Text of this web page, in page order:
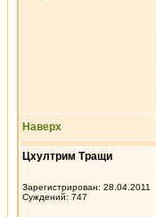
Наверх
Цхултрим Тращи
Зарегистрирован: 28.04.2011
Суждений: 747